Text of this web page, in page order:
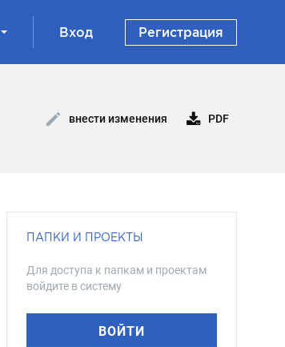
Вход Регистрация
внести изменения PDF
ПАПКИ И ПРОЕКТЫ
Для доступа к папкам и проектам
войдите в систему
ВОЙТИ